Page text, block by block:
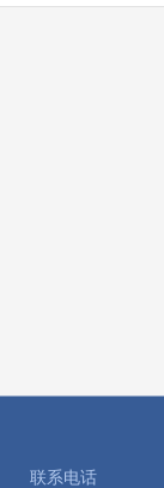
联系电话